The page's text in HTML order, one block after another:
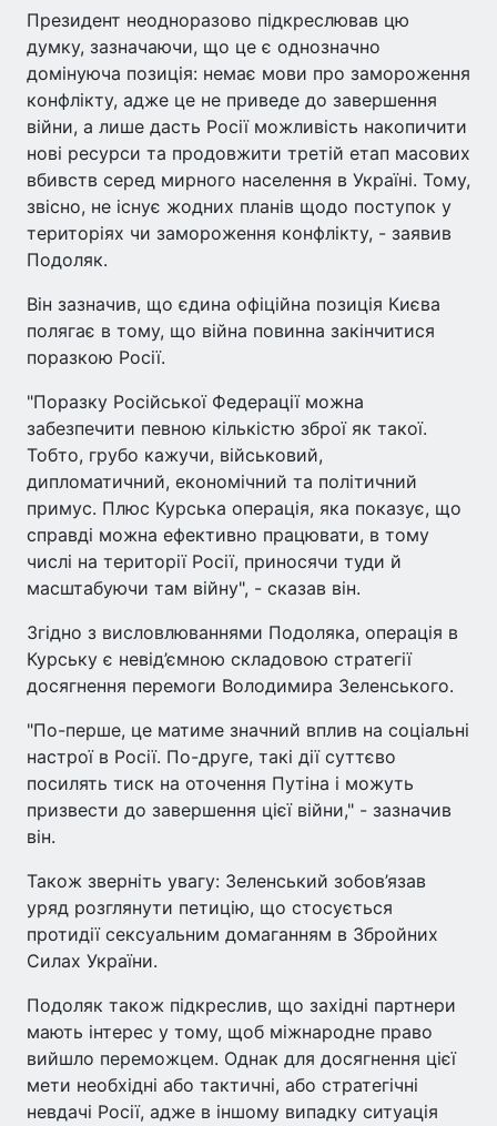
Президент неодноразово підкреслював цю
думку, зазначаючи, що це є однозначно
домінуюча позиція: немає мови про замороження
конфлікту, адже це не приведе до завершення
війни, а лише дасть Росії можливість накопичити
нові ресурси та продовжити третій етап масових
вбивств серед мирного населення в Україні. Тому,
звісно, не існує жодних планів щодо поступок у
територіях чи замороження конфлікту, - заявив
Подоляк.
Він зазначив, що єдина офіційна позиція Києва
полягає в тому, що війна повинна закінчитися
поразкою Росії.
"Поразку Російської Федерації можна
забезпечити певною кількістю зброї як такої.
Тобто, грубо кажучи, військовий,
дипломатичний, економічний та політичний
примус. Плюс Курська операція, яка показує, що
справді можна ефективно працювати, в тому
числі на території Росії, приносячи туди й
масштабуючи там війну", - сказав він.
Згідно з висловлюваннями Подоляка, операція в
Курську є невід’ємною складовою стратегії
досягнення перемоги Володимира Зеленського.
"По-перше, це матиме значний вплив на соціальні
настрої в Росії. По-друге, такі дії суттєво
посилять тиск на оточення Путіна і можуть
призвести до завершення цієї війни," - зазначив
він.
Також зверніть увагу: Зеленський зобов’язав
уряд розглянути петицію, що стосується
протидії сексуальним домаганням в Збройних
Силах України.
Подоляк також підкреслив, що західні партнери
мають інтерес у тому, щоб міжнародне право
вийшло переможцем. Однак для досягнення цієї
мети необхідні або тактичні, або стратегічні
невдачі Росії, адже в іншому випадку ситуація